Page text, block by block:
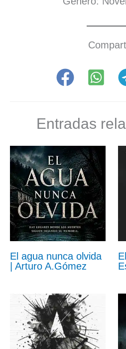
Entradas
El agua nunca olvida
| Arturo A.Gómez